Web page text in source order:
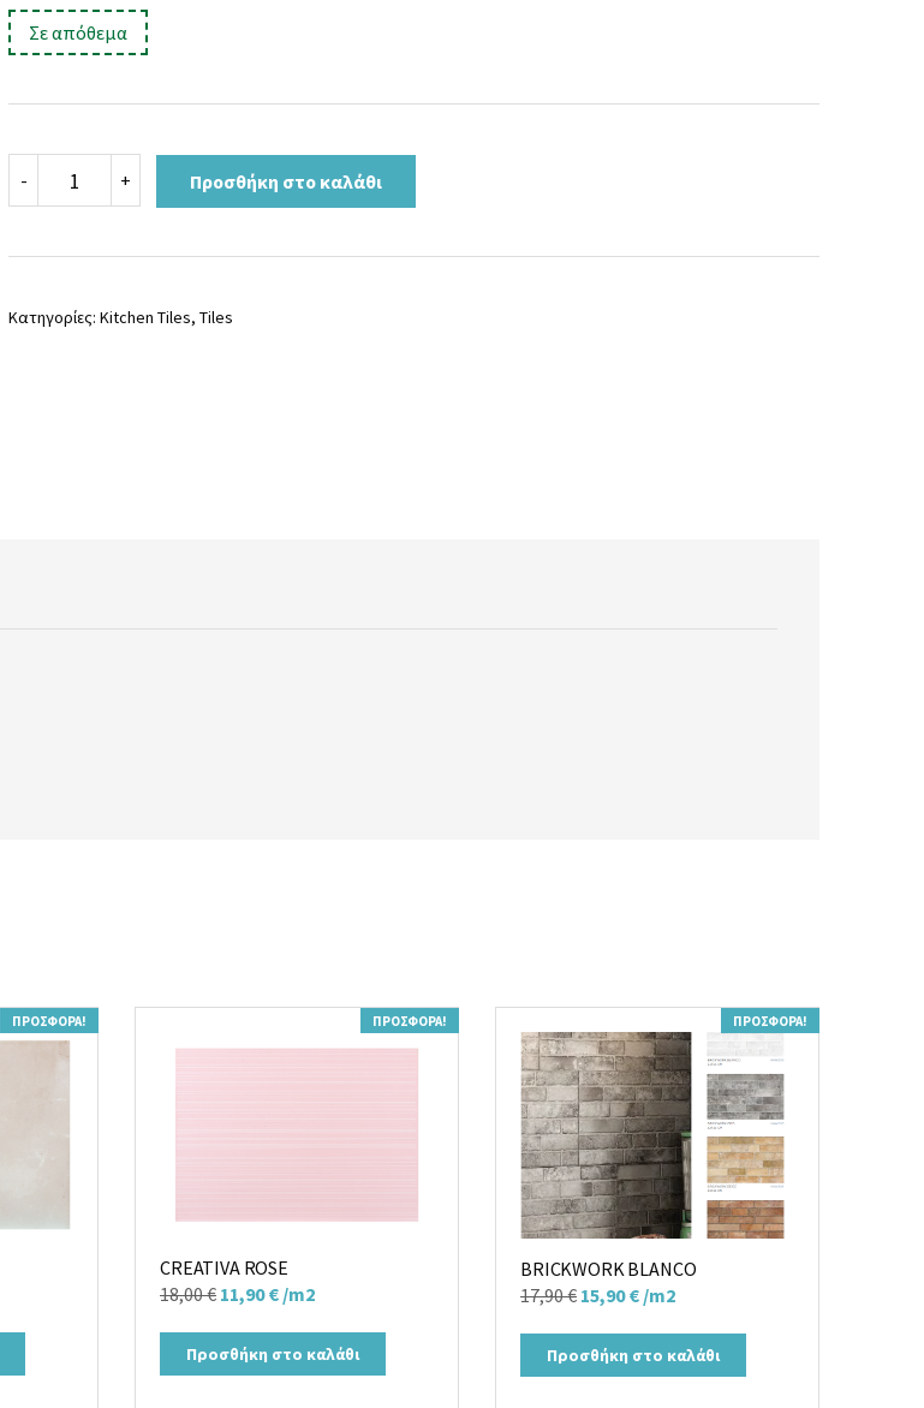
price
was:
19,00 €.είναι:
Σε απόθεμα
-
ποσότητα
+ Προσθήκη στο καλάθι
Κατηγορίες: Kitchen Tiles, Tiles
ΠΡΟΣΦΟΡΆ! ΠΡΟΣΦΟΡΆ!
CREATIVA ROSE
18,00€ Original
was:
18,00 €.
11,90€Η
τιμή
είναι:
/m2
Προσθήκη στο καλάθι
ΠΡΟΣΦΟΡΆ!
BRICKWORK BLANCO
17,90€ Original
was:
17,90 €.
15,90€Η
τιμή
είναι:
/m2
Προσθήκη στο καλάθι